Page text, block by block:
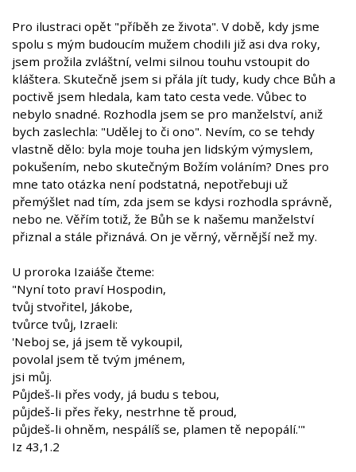
Pro ilustraci opět "příběh ze života". V době, kdy jsme
spolu s mým budoucím mužem chodili již asi dva roky,
jsem prožila zvláštní, velmi silnou touhu vstoupit do
kláštera. Skutečně jsem si přála jít tudy, kudy chce Bůh a
poctivě jsem hledala, kam tato cesta vede. Vůbec to
nebylo snadné. Rozhodla jsem se pro manželství, aniž
bych zaslechla: "Udělej to či ono". Nevím, co se tehdy
vlastně dělo: byla moje touha jen lidským výmyslem,
pokušením, nebo skutečným Božím voláním? Dnes pro
mne tato otázka není podstatná, nepotřebuji už
přemýšlet nad tím, zda jsem se kdysi rozhodla správně,
nebo ne. Věřím totiž, že Bůh se k našemu manželství
přiznal a stále přiznává. On je věrný, věrnější než my.
U proroka Izaiáše čteme:
"Nyní toto praví Hospodin,
tvůj stvořitel, Jákobe,
tvůrce tvůj, Izraeli:
'Neboj se, já jsem tě vykoupil,
povolal jsem tě tvým jménem,
jsi můj.
Půjdeš-li přes vody, já budu s tebou,
půjdeš-li přes řeky, nestrhne tě proud,
půjdeš-li ohněm, nespálíš se, plamen tě nepopálí.'"
Iz 43,1.2